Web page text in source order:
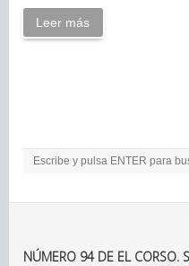
Leer más
NÚMERO 94 DE EL CORSO.